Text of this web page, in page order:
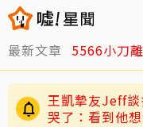
最新文章 5566小刀
王凱摯友Jeff
哭了：看到他